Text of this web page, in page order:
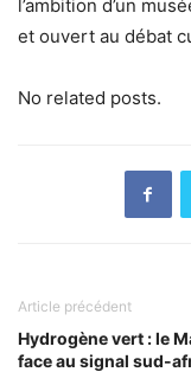
l’ambition d’un
et ouvert au débat
No related posts.
Article précédent
Hydrogène vert : le
face au signal sud-